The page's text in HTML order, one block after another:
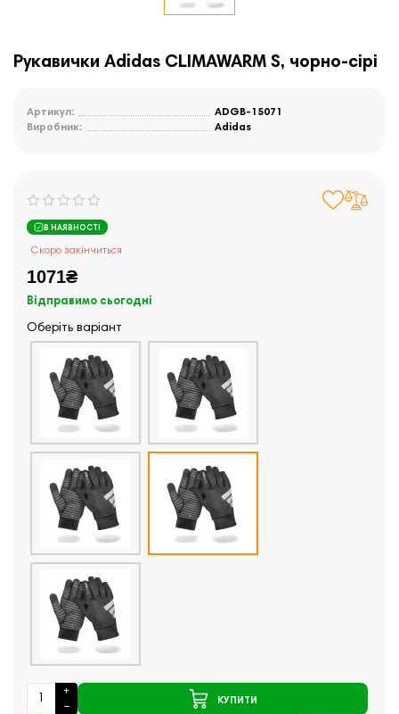
Рукавички Adidas CLIMAWARM S, чорно-сірі
Артикул:
ADGB-15071
Виробник:
Adidas
В НАЯВНОСТІ
Скоро закінчиться
1071₴
Відправимо сьогодні
Оберіть варіант
КУПИТИ